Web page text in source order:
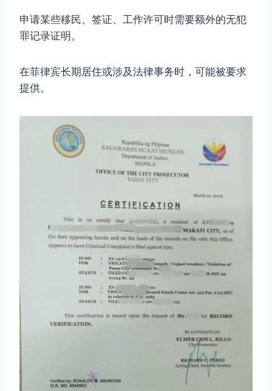
申请某些移民、签证、工作许可时需要额外的无犯
罪记录证明。
在菲律宾长期居住或涉及法律事务时，可能被要求
提供。